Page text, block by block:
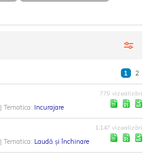
1 2
| Tematica: Incurajare
779 vizualizări
| Tematica: Laudă și închinare
1.147 vizualizări